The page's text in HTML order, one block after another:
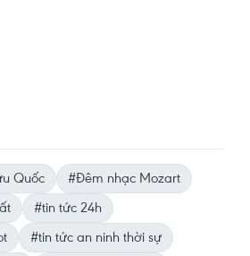
Quốc
#Đêm nhạc Mozart
#tin tức 24h
#tin tức an ninh thời sự